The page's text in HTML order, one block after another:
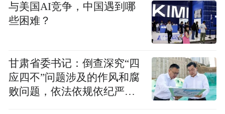
与美国AI竞争，中国遇到哪
些困难？
甘肃省委书记：倒查深究“四
应四不”问题涉及的作风和腐
败问题，依法依规依纪严肃